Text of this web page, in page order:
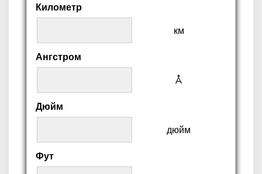
Километр
км
Ангстром
Å
Дюйм
дюйм
Фут